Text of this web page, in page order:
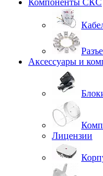
Компоненты СКС
Аксессуары и
Лицензии